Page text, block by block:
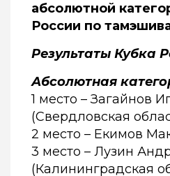
абсолютной
России по
Результаты Кубка
Абсолютная
1 место – Загайнов
(Свердловская
2 место – Екимов
3 место – Лузин
(Калининградская